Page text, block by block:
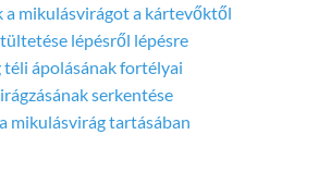
a mikulásvirágot a kártevőktől
lépésről lépésre
téli ápolásának fortélyai
serkentése
mikulásvirág tartásában